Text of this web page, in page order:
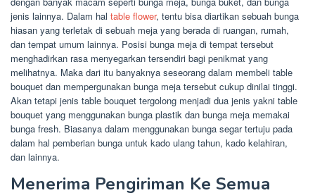
jenis lainnya. Dalam hal table flower, tentu bisa diartikan sebuah bunga
hiasan yang terletak di sebuah meja yang berada di ruangan, rumah,
dan tempat umum lainnya. Posisi bunga meja di tempat tersebut
menghadirkan rasa menyegarkan tersendiri bagi penikmat yang
melihatnya. Maka dari itu banyaknya seseorang dalam membeli table
bouquet dan mempergunakan bunga meja tersebut cukup dinilai tinggi.
Akan tetapi jenis table bouquet tergolong menjadi dua jenis yakni table
bouquet yang menggunakan bunga plastik dan bunga meja memakai
bunga fresh. Biasanya dalam menggunakan bunga segar tertuju pada
dalam hal pemberian bunga untuk kado ulang tahun, kado kelahiran,
dan lainnya.
Menerima Pengiriman Ke Semua